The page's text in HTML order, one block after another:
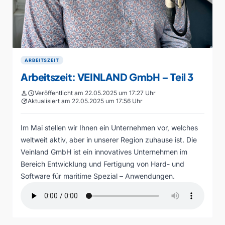
ARBEITSZEIT
Arbeitszeit: VEINLAND GmbH – Teil 3
personscheduleVeröffentlicht am 22.05.2025 um 17:27 Uhr
updateAktualisiert am 22.05.2025 um 17:56 Uhr
Im Mai stellen wir Ihnen ein Unternehmen vor, welches
weltweit aktiv, aber in unserer Region zuhause ist. Die
Veinland GmbH ist ein innovatives Unternehmen im
Bereich Entwicklung und Fertigung von Hard- und
Software für maritime Spezial – Anwendungen.